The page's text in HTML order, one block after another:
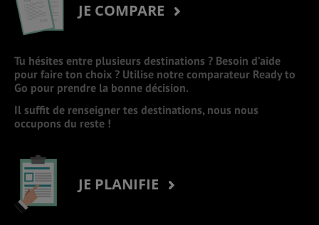
JE COMPARE
Tu hésites entre plusieurs destinations ? Besoin d’aide
pour faire ton choix ? Utilise notre comparateur Ready to
Go pour prendre la bonne décision.
Il suffit de renseigner tes destinations, nous nous
occupons du reste !
JE PLANIFIE